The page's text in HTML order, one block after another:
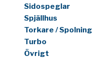
Sidospeglar
Spjällhus
Torkare / Spolning
Turbo
Övrigt